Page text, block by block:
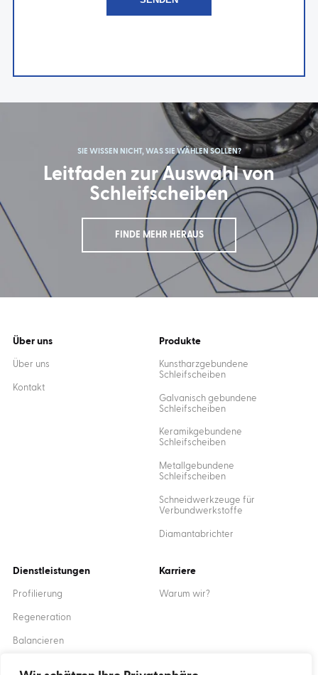
SIE WISSEN NICHT, WAS SIE WÄHLEN SOLLEN?
Leitfaden zur Auswahl von
Schleifscheiben
FINDE MEHR HERAUS
Über uns
Über uns
Kontakt
Produkte
Kunstharzgebundene
Schleifscheiben
Galvanisch gebundene
Schleifscheiben
Keramikgebundene
Schleifscheiben
Metallgebundene
Schleifscheiben
Schneidwerkzeuge für
Verbundwerkstoffe
Diamantabrichter
Dienstleistungen
Profilierung
Regeneration
Balancieren
Karriere
Warum wir?